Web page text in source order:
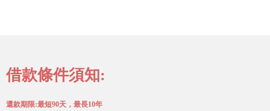
借款條件須知:
還款期限:最短90天，最長10年